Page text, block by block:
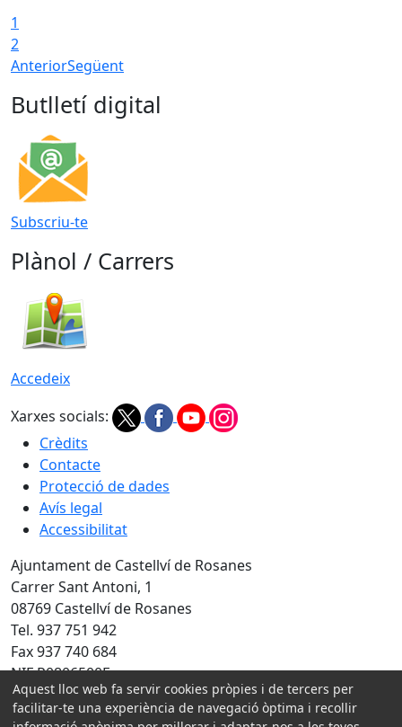
1
2
AnteriorSegüent
Butlletí digital
Subscriu-te
Plànol / Carrers
Accedeix
Xarxes socials:
Crèdits
Contacte
Protecció de dades
Avís legal
Accessibilitat
Ajuntament de Castellví de Rosanes
Carrer Sant Antoni, 1
08769 Castellví de Rosanes
Tel. 937 751 942
Fax 937 740 684
NIF P0806500E
Amb la col·laboració de:
Aquest lloc web fa servir cookies pròpies i de tercers per
facilitar-te una experiència de navegació òptima i recollir